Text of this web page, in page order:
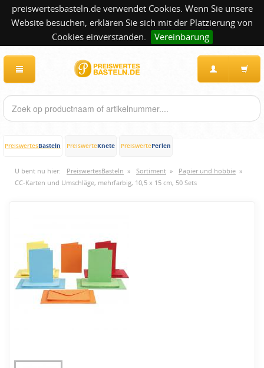
preiswertesbasteln.de verwendet Cookies. Wenn Sie unsere
Website besuchen, erklären Sie sich mit der Platzierung von
Cookies einverstanden.
Vereinbarung
PreiswertesBasteln PreiswerteKnete PreiswertePerlen
U bent nu hier: PreiswertesBasteln » Sortiment » Papier und hobbie »
CC-Karten und Umschläge, mehrfarbig, 10,5 x 15 cm, 50 Sets